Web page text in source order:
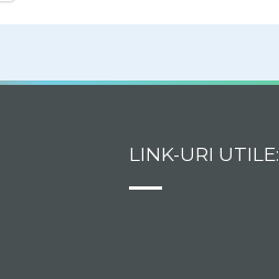
LINK-URI UTILE: